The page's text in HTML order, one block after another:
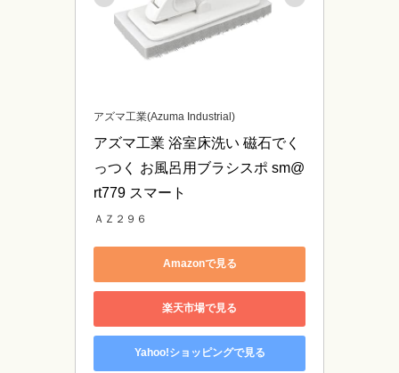
アズマ工業(Azuma Industrial)
アズマ工業 浴室床洗い 磁石でく
っつく お風呂用ブラシスポ sm@
rt779 スマート
ＡＺ２９６
Amazonで見る
楽天市場で見る
Yahoo!ショッピングで見る